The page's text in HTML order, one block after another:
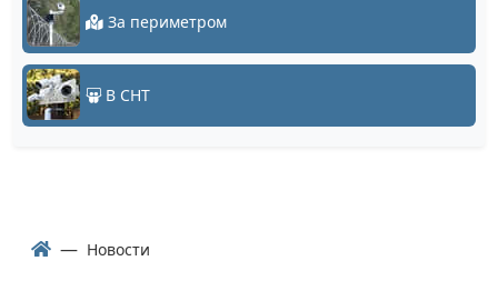
Новости
За периметром
В СНТ